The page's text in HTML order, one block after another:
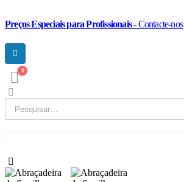
Preços Especiais para Profissionais- Contacte-nos
0